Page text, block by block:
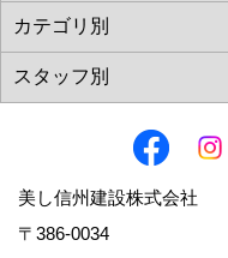
美し信州建設株式会社
〒386-0034